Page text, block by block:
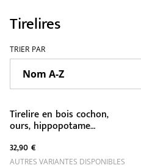
Tirelires
TRIER PAR
Tirelire en bois cochon,
ours, hippopotame
32,90 €
AUTRES VARIANTES DISPONIBLES